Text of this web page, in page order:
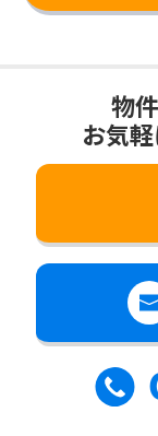
物
お気